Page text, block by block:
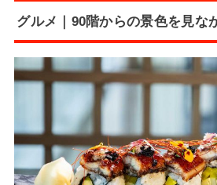
グルメ｜90階からの景色を見な